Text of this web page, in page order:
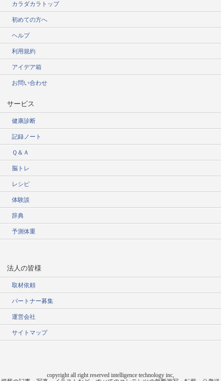
カラダカラトップ
初めての方へ
ヘルプ
利用規約
アイデア箱
お問い合わせ
サービス
健康診断
記録ノート
Ｑ＆Ａ
脳トレ
レシピ
体験談
辞典
予測体重
法人の皆様
取材依頼
パートナー募集
運営会社
サイトマップ
copyright all right reserved intelligence technology inc,